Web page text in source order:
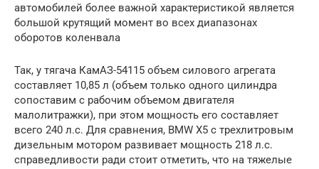
автомобилей более важной характеристикой является
большой крутящий момент во всех диапазонах
оборотов коленвала
Так, у тягача КамАЗ-54115 объем силового агрегата
составляет 10,85 л (объем только одного цилиндра
сопоставим с рабочим объемом двигателя
малолитражки), при этом мощность его составляет
всего 240 л.с. Для сравнения, BMW X5 c трехлитровым
дизельным мотором развивает мощность 218 л.с.
справедливости ради стоит отметить, что на тяжелые